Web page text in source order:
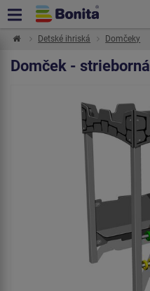
Detské ihriská Domčeky
Domček - strieborná